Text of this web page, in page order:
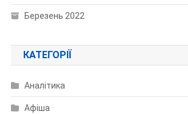
Березень 2022
КАТЕГОРІЇ
Аналітика
Афіша